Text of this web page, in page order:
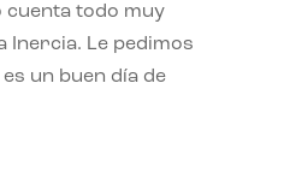
cuenta todo muy
Inercia. Le pedimos
un buen día de